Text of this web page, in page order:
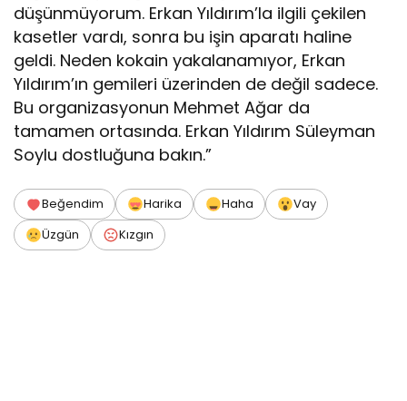
düşünmüyorum. Erkan Yıldırım’la ilgili çekilen
kasetler vardı, sonra bu işin aparatı haline
geldi. Neden kokain yakalanamıyor, Erkan
Yıldırım’ın gemileri üzerinden de değil sadece.
Bu organizasyonun Mehmet Ağar da
tamamen ortasında. Erkan Yıldırım Süleyman
Soylu dostluğuna bakın.”
Beğendim Harika Haha
Vay
Üzgün
Kızgın